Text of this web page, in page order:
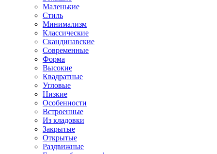
Маленькие
Стиль
Минимализм
Классические
Скандинавские
Современные
Форма
Высокие
Квадратные
Угловые
Низкие
Особенности
Встроенные
Из кладовки
Закрытые
Открытые
Раздвижные